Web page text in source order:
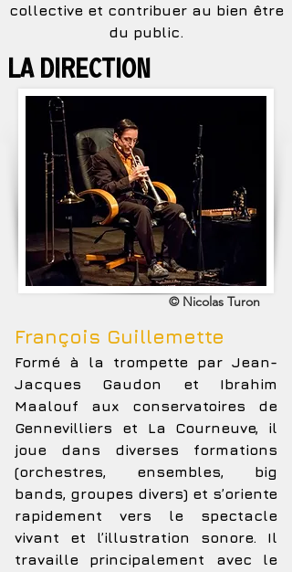
collective et contribuer au bien être
du public.
La direction
© Nicolas Turon
François Guillemette
Formé à la trompette par Jean-
Jacques Gaudon et Ibrahim
Maalouf aux conservatoires de
Gennevilliers et La Courneuve, il
joue dans diverses formations
(orchestres, ensembles, big
bands, groupes divers) et s’oriente
rapidement vers le spectacle
vivant et l’illustration sonore. Il
travaille principalement avec le